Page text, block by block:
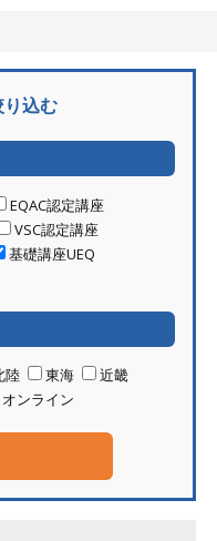
込む
EQAC認定講座
VSC認定講座
基礎講座UEQ
陸 東海
近畿
オンライン